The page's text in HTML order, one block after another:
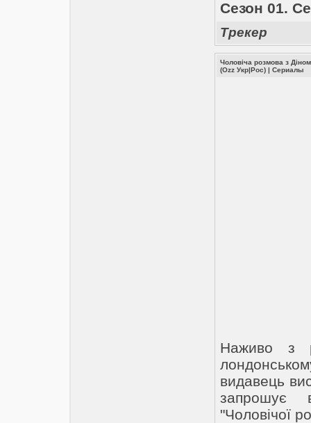
Сезон 01.
Трекер
Чоловіча розмова з
(Ozz Укр|Рос) | Сериалы
Наживо з
видавець
запрошує
"Чоловічої